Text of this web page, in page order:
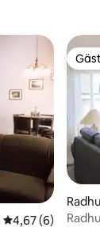
4,67 av 5 i
4,67 (6)